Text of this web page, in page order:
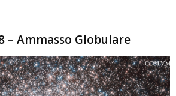
– Ammasso Globulare